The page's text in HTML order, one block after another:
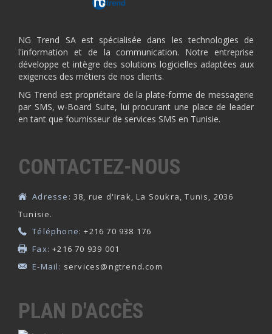
NG Trend SA est spécialisée dans les technologies de
l'information et de la communication. Notre entreprise
développe et intègre des solutions logicielles adaptées aux
exigences des métiers de nos clients.
NG Trend est propriétaire de la plate-forme de messagerie
par SMS, w-Board Suite, lui procurant une place de leader
en tant que fournisseur de services SMS en Tunisie.
CONTACTEZ-NOUS
Adresse:38, rue d'Irak, La Soukra, Tunis, 2036
Tunisie.
Téléphone:+216 70 938 176
Fax:+216 70 939 001
E-Mail: services@ngtrend.com
PLAN D'ACCÈS